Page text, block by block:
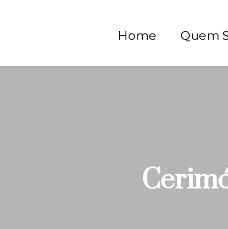
Home Quem